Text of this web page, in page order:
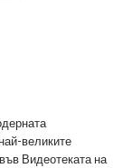
великите
Видеотеката на